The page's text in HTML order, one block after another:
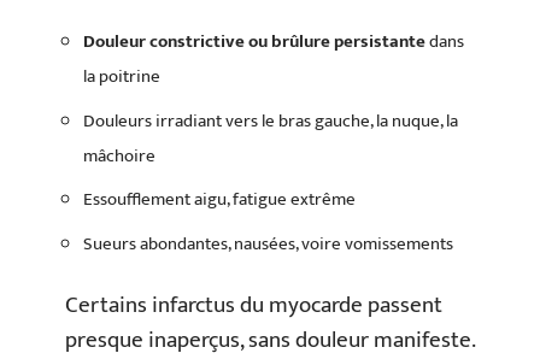
Douleur constrictive ou brûlure persistantedans
la poitrine
Douleurs irradiant vers le bras gauche, la nuque, la
mâchoire
Essoufflement aigu, fatigue extrême
Sueurs abondantes, nausées, voire vomissements
Certains infarctus du myocarde passent
presque inaperçus, sans douleur manifeste.